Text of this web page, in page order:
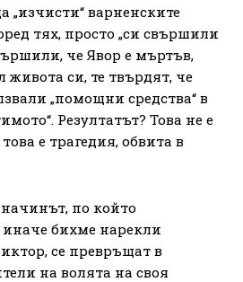
„изчисти“ варненските
тях, просто „си свършили
че Явор е мъртъв,
живота си, те твърдят, че
„помощни средства“ в
Резултатът? Това не е
е трагедия, обвита в
по който
бихме нарекли
се превръщат в
на волята на своя